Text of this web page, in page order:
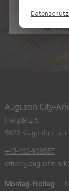
Augustin City-
Heuplatz 5
9020 Klagenfurt am
+43-463-908557
office@augustin-
Montag-Freitag